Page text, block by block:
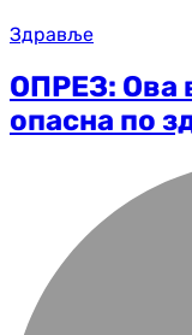
Здравље
ОПРЕЗ: Ова
опасна по